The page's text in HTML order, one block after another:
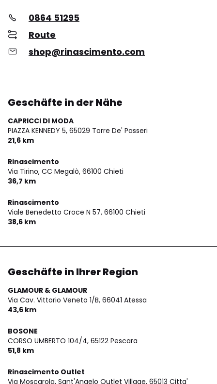
0864 51295
Route
shop@rinascimento.com
Geschäfte in der Nähe
CAPRICCI DI MODA
PIAZZA KENNEDY 5, 65029 Torre De' Passeri
21,6 km
Rinascimento
Via Tirino, CC Megalò, 66100 Chieti
36,7 km
Rinascimento
Viale Benedetto Croce N 57, 66100 Chieti
38,6 km
Geschäfte in Ihrer Region
GLAMOUR & GLAMOUR
Via Cav. Vittorio Veneto 1/B, 66041 Atessa
43,6 km
BOSONE
CORSO UMBERTO 104/4, 65122 Pescara
51,8 km
Rinascimento Outlet
Via Moscarola, Sant'Angelo Outlet Village, 65013 Citta'